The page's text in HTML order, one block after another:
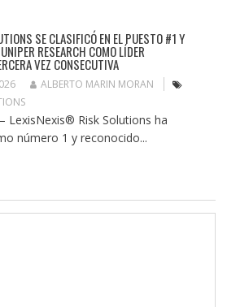
SE CLASIFICÓ EN EL PUESTO #1 Y
RESEARCH COMO LÍDER
VEZ CONSECUTIVA
ALBERTO MARIN MORAN
LexisNexis® Risk Solutions ha
número 1 y reconocido...